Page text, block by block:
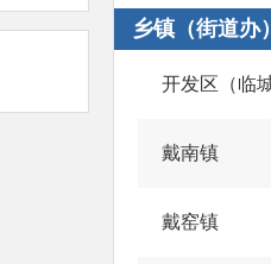
乡镇（街道办
开发区（临
戴南镇
戴窑镇